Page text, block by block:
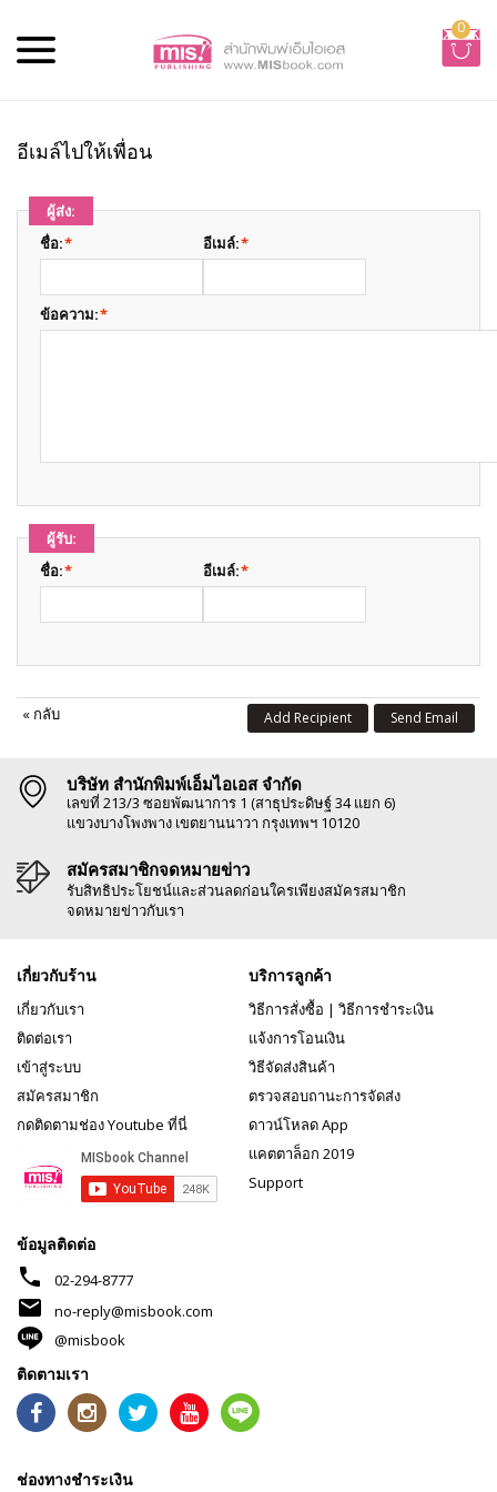
0
อีเมล์ไปให้เพื่อน
ผู้ส่ง:
*
ชื่อ: *
อีเมล์:
*
ข้อความ:
ผู้รับ:
*
ชื่อ: *
อีเมล์:
« กลับ Send Email
Add Recipient
บริษัท สำนักพิมพ์เอ็มไอเอส จำกัด
เลขที่ 213/3 ซอยพัฒนาการ 1 (สาธุประดิษฐ์ 34 แยก 6)
แขวงบางโพงพาง เขตยานนาวา กรุงเทพฯ 10120
สมัครสมาชิกจดหมายข่าว
รับสิทธิประโยชน์และส่วนลดก่อนใครเพียงสมัครสมาชิก
จดหมายข่าวกับเรา
เกี่ยวกับร้าน
เกี่ยวกับเรา
ติดต่อเรา
เข้าสู่ระบบ
สมัครสมาชิก
กดติดตามช่อง Youtube ที่นี่
บริการลูกค้า
วิธีการสั่งซื้อ | วิธีการชำระเงิน
แจ้งการโอนเงิน
วิธีจัดส่งสินค้า
ตรวจสอบถานะการจัดส่ง
ดาวน์โหลด App
แคตตาล็อก 2019
Support
ข้อมูลติดต่อ
phone 02-294-8777
mail
no-reply@misbook.com
@misbook
ติดตามเรา
ช่องทางชำระเงิน